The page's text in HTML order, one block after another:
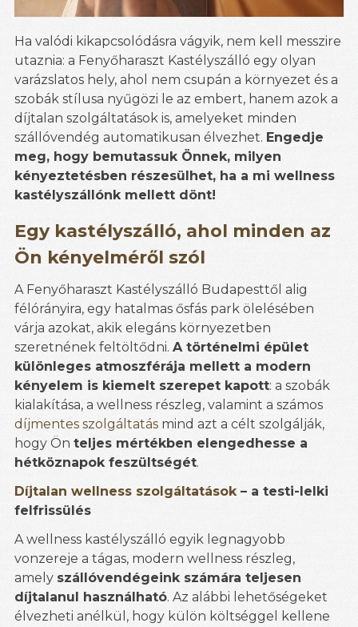
Ha valódi kikapcsolódásra vágyik, nem kell messzire
utaznia: a Fenyőharaszt Kastélyszálló egy olyan
varázslatos hely, ahol nem csupán a környezet és a
szobák stílusa nyűgözi le az embert, hanem azok a
díjtalan szolgáltatások is, amelyeket minden
szállóvendég automatikusan élvezhet. Engedje
meg, hogy bemutassuk Önnek, milyen
kényeztetésben részesülhet, ha a mi wellness
kastélyszállónk mellett dönt!
Egy kastélyszálló, ahol minden az
Ön kényelméről szól
A Fenyőharaszt Kastélyszálló Budapesttől alig
félórányira, egy hatalmas ősfás park ölelésében
várja azokat, akik elegáns környezetben
szeretnének feltöltődni. A történelmi épület
különleges atmoszférája mellett a modern
kényelem is kiemelt szerepet kapott: a szobák
kialakítása, a wellness részleg, valamint a számos
díjmentes szolgáltatás mind azt a célt szolgálják,
hogy Ön teljes mértékben elengedhesse a
hétköznapok feszültségét.
Díjtalan wellness szolgáltatások– a testi-lelki
felfrissülés
A wellness kastélyszálló egyik legnagyobb
vonzereje a tágas, modern wellness részleg,
amely szállóvendégeink számára teljesen
díjtalanul használható. Az alábbi lehetőségeket
élvezheti anélkül, hogy külön költséggel kellene